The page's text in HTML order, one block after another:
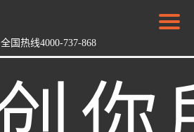
全国热线4000-737-868